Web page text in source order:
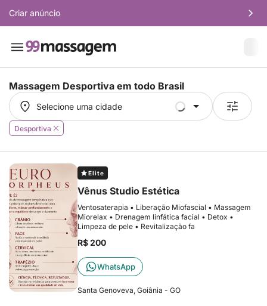
Criar anúncio
Massagem Desportiva em todo Brasil
Selecione uma cidade
Selecione uma cidade
Desportiva
Elite
Vênus Studio Estética
Ventosaterapia • Liberação Miofascial • Massagem
Miorelax • Drenagem linfática facial • Detox •
Limpeza de pele • Revitalização fa
R$ 200
WhatsApp
Santa Genoveva, Goiânia - GO